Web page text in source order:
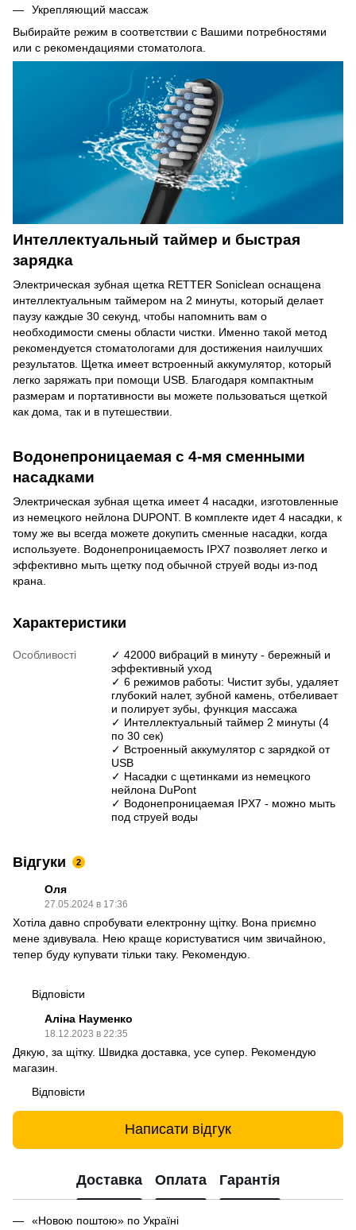
Укрепляющий массаж
Выбирайте режим в соответствии с Вашими потребностями
или с рекомендациями стоматолога.
Интеллектуальный таймер и быстрая
зарядка
Электрическая зубная щетка RETTER Soniclean оснащена
интеллектуальным таймером на 2 минуты, который делает
паузу каждые 30 секунд, чтобы напомнить вам о
необходимости смены области чистки. Именно такой метод
рекомендуется стоматологами для достижения наилучших
результатов. Щетка имеет встроенный аккумулятор, который
легко заряжать при помощи USB. Благодаря компактным
размерам и портативности вы можете пользоваться щеткой
как дома, так и в путешествии.
Водонепроницаемая с 4-мя сменными
насадками
Электрическая зубная щетка имеет 4 насадки, изготовленные
из немецкого нейлона DUPONT. В комплекте идет 4 насадки, к
тому же вы всегда можете докупить сменные насадки, когда
используете. Водонепроницаемость IPX7 позволяет легко и
эффективно мыть щетку под обычной струей воды из-под
крана.
Характеристики
Особливості
✓ 42000 вибраций в минуту - бережный и
эффективный уход
✓ 6 режимов работы: Чистит зубы, удаляет
глубокий налет, зубной камень, отбеливает
и полирует зубы, функция массажа
✓ Интеллектуальный таймер 2 минуты (4
по 30 сек)
✓ Встроенный аккумулятор с зарядкой от
USB
✓ Насадки с щетинками из немецкого
нейлона DuPont
✓ Водонепроницаемая IPX7 - можно мыть
под струей воды
Відгуки 2
Оля
27.05.2024 в 17:36
Хотіла давно спробувати електронну щітку. Вона приємно
мене здивувала. Нею краще користуватися чим звичайною,
тепер буду купувати тільки таку. Рекомендую.
Відповісти
Аліна Науменко
18.12.2023 в 22:35
Дякую, за щітку. Швидка доставка, усе супер. Рекомендую
магазин.
Відповісти
Написати відгук
Доставка Оплата Гарантія
«Новою поштою» по Україні